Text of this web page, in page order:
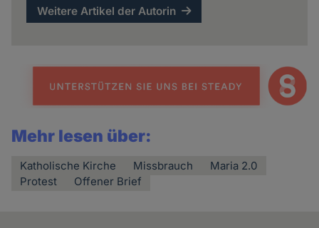
Weitere Artikel der Autorin
Mehr lesen über:
Katholische Kirche Missbrauch
Maria 2.0
Protest
Offener Brief